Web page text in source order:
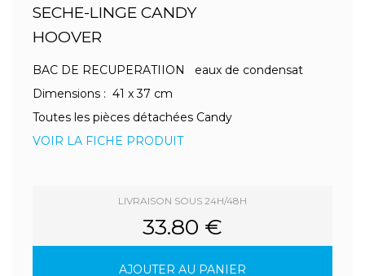
SECHE-LINGE CANDY
HOOVER
BAC DE RECUPERATIION eaux de condensat
Dimensions : 41 x 37 cm
Toutes les pièces détachées Candy
VOIR LA FICHE PRODUIT
LIVRAISON SOUS 24H/48H
33.80 €
AJOUTER AU PANIER